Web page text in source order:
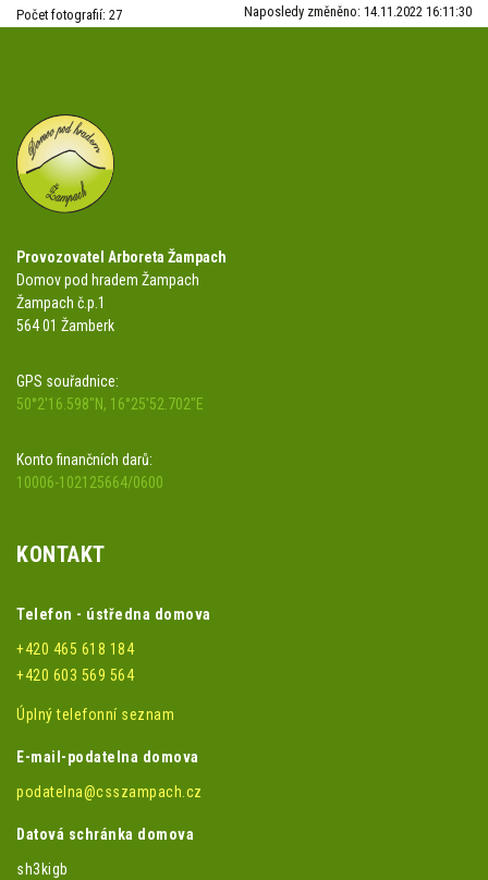
Počet fotografií: 27 Naposledy změněno: 14.11.2022 16:11:30
Provozovatel Arboreta Žampach
Domov pod hradem Žampach
Žampach č.p.1
564 01 Žamberk
GPS souřadnice:
50°2'16.598"N, 16°25'52.702"E
Konto finančních darů:
10006-102125664/0600
KONTAKT
Telefon - ústředna domova
+420 465 618 184
+420 603 569 564
Úplný telefonní seznam
E-mail-podatelna domova
podatelna@csszampach.cz
Datová schránka domova
sh3kigb